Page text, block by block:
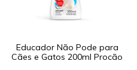
Educador Não Pode para
Cães e Gatos 200ml Procão